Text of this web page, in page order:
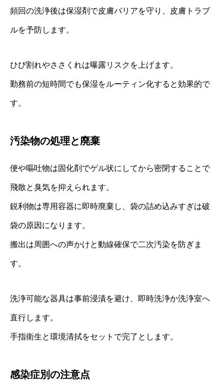
頻回の洗浄後は保湿剤で皮膚バリアを守り、皮膚トラブ
ルを予防します。
ひび割れやささくれは曝露リスクを上げます。
勤務前の短時間でも保湿をルーティン化すると効果的で
す。
汚染物の処理と廃棄
便や嘔吐物は固化剤でゲル状にしてから密閉することで
飛散と臭気を抑えられます。
鋭利物は専用容器に即時廃棄し、袋の詰め込みすぎは破
袋の原因になります。
搬出は周囲への声かけと動線確保で二次汚染を防ぎま
す。
洗浄可能な器具は事前浸漬を避け、即時洗浄か洗浄室へ
直行します。
手指衛生と環境清拭をセットで完了とします。
感染症別の注意点